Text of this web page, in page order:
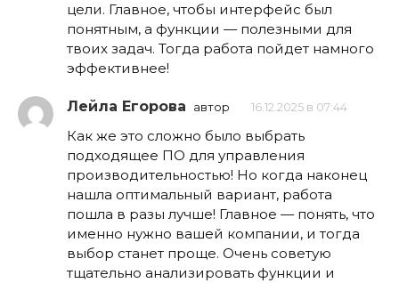
цели. Главное, чтобы интерфейс был
понятным, а функции — полезными для
твоих задач. Тогда работа пойдет намного
эффективнее!
Лейла Егорова автор 16.12.2025 в 07:44
Как же это сложно было выбрать
подходящее ПО для управления
производительностью! Но когда наконец
нашла оптимальный вариант, работа
пошла в разы лучше! Главное — понять, что
именно нужно вашей компании, и тогда
выбор станет проще. Очень советую
тщательно анализировать функции и